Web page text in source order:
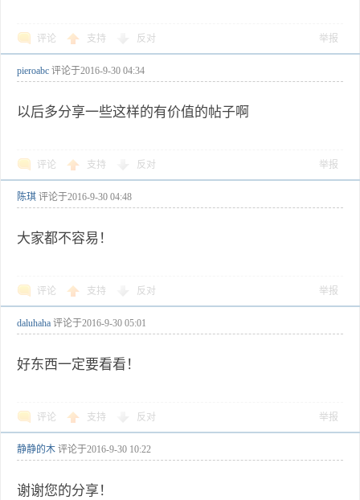
评论 支持 反对 举报
pieroabc 评论于2016-9-30 04:34
以后多分享一些这样的有价值的帖子啊
评论 支持 反对 举报
陈琪 评论于2016-9-30 04:48
大家都不容易！
评论 支持 反对 举报
daluhaha 评论于2016-9-30 05:01
好东西一定要看看！
评论 支持 反对 举报
静静的木 评论于2016-9-30 10:22
谢谢您的分享！